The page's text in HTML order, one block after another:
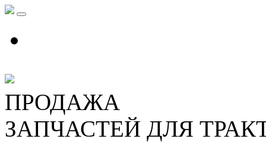
ПРОДАЖА
ЗАПЧАСТЕЙ ДЛЯ